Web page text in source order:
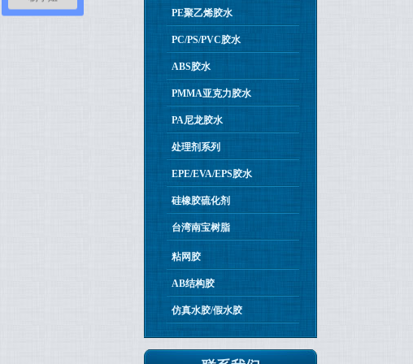
PE聚乙烯胶水
PC/PS/PVC胶水
ABS胶水
PMMA亚克力胶水
PA尼龙胶水
处理剂系列
EPE/EVA/EPS胶水
硅橡胶硫化剂
台湾南宝树脂
粘网胶
AB结构胶
仿真水胶/假水胶